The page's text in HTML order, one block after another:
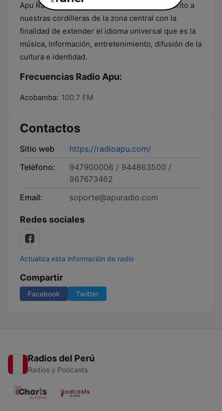
Apu Radio "poder que se siente" nace en merito a
nuestras cordilleras de la zona central con la
finalidad de extender el idioma universal que es la
música, información, entretenimiento, difusión de la
cultura e identidad.
Frecuencias Radio Apu:
Acobamba: 100.7 FM
Contactos
Sitio web
https://radioapu.com/
Teléfono:
947900006 / 944863500 /
967673462
Email:
soporte@apuradio.com
Redes sociales
Actualiza esta información de radio
Compartir
Facebook Twitter
Radios del Perú
Radios y Podcasts